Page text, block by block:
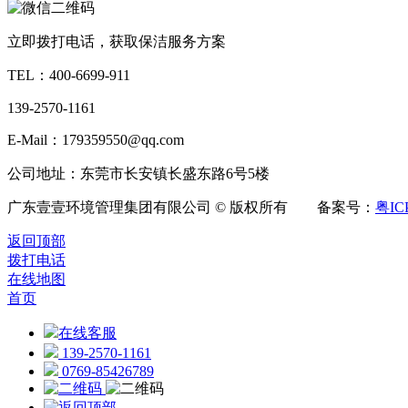
立即拨打电话，获取保洁服务方案
TEL： 400-6699-911
139-2570-1161
E-Mail：179359550@qq.com
公司地址：东莞市长安镇长盛东路6号5楼
广东壹壹环境管理集团有限公司 © 版权所有 备案号： 粤
返回顶部
拨打电话
在线地图
首页
在线客服
139-2570-1161
0769-85426789